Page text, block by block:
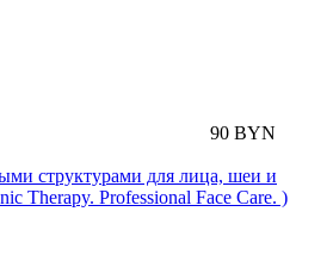
90 BYN
структурами для лица, шеи и
Therapy. Professional Face Care. )